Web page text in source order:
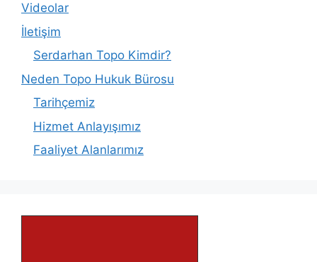
Videolar
İletişim
Serdarhan Topo Kimdir?
Neden Topo Hukuk Bürosu
Tarihçemiz
Hizmet Anlayışımız
Faaliyet Alanlarımız